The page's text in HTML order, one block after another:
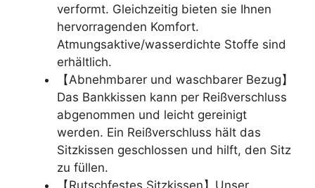
verformt. Gleichzeitig bieten sie Ihnen
hervorragenden Komfort.
Atmungsaktive/wasserdichte Stoffe sind
erhältlich.
【Abnehmbarer und waschbarer Bezug】
Das Bankkissen kann per Reißverschluss
abgenommen und leicht gereinigt
werden. Ein Reißverschluss hält das
Sitzkissen geschlossen und hilft, den Sitz
zu füllen.